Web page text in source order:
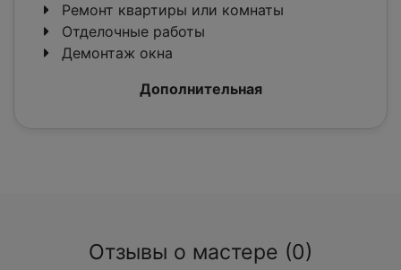
Ремонт квартиры или комнаты
Отделочные работы
Демонтаж окна
Дополнительная
Отзывы о мастере (0)